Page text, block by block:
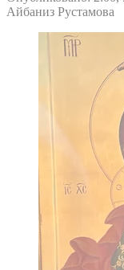
Айбаниз Рустамова